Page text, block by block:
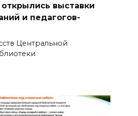
выставки
и педагогов-
Центральной